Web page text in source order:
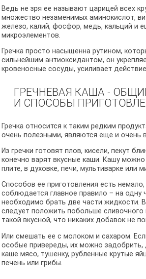
Ведь не зря ее называют царицей всех
множество незаменимых аминокислот,
железо, калий, фосфор, медь, кальций и
микроэлементов.
Гречка просто насыщенна рутином,
сильнейшим антиоксидантом, он
кровеносные сосуды, усиливает
ГРЕЧНЕВАЯ КАША -
И СПОСОБЫ
Гречка относится к таким редким
очень полезными, являются еще и очень
Из гречки готовят плов, кисели, пекут
конечно варят вкусные каши. Кашу можно
плите, в духовке, печи, мультиварке или
Способов ее приготовления есть
соблюдается главное правило – на одну
необходимо брать две части жидкости.
следует положить побольше сливочного
такой вкусной, что никаких добавок не
Или смешать ее с молоком и сахаром.
особые привереды, их можно задобрить,
каше мясо, тушенку, рубленные крутые
печень или грибы.